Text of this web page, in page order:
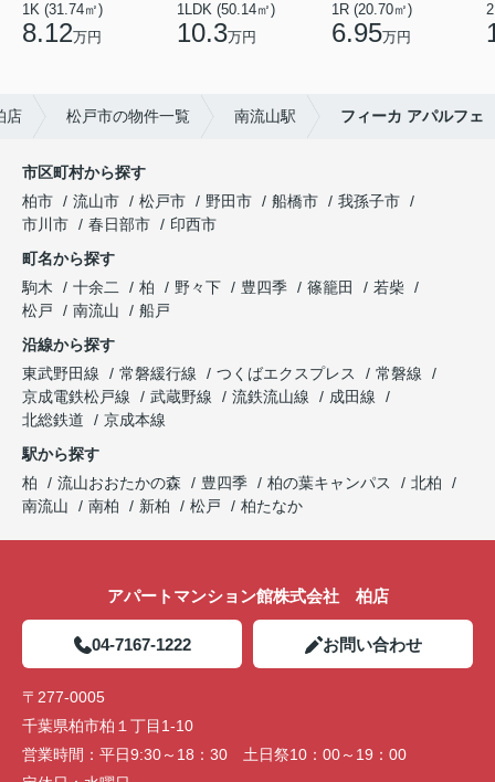
1K (31.74㎡)
8.12万円
1LDK (50.14㎡)
10.3万円
1R (20.70㎡)
6.95万円
店 松戸市の物件一覧 南流山駅 フィーカ アパルフェ
市区町村から探す
柏市
流山市 松戸市 野田市 船橋市
我孫子市
市川市
春日部市
印西市
町名から探す
駒木
十余二 柏 野々下 豊四季 篠籠田
若柴
松戸
南流山
船戸
沿線から探す
東武野田線
常磐緩行線 つくばエクスプレス
常磐線
京成電鉄松戸線
武蔵野線 流鉄流山線
成田線
北総鉄道
京成本線
駅から探す
柏
流山おおたかの森 豊四季 柏の葉キャンパス
北柏
南流山
南柏 新柏 松戸 柏たなか
アパートマンション館株式会社 柏店
04-7167-1222 お問い合わせ
〒277-0005
千葉県柏市柏１丁目1-10
営業時間： 平日9:30～18：30 土日祭10：00～19：00